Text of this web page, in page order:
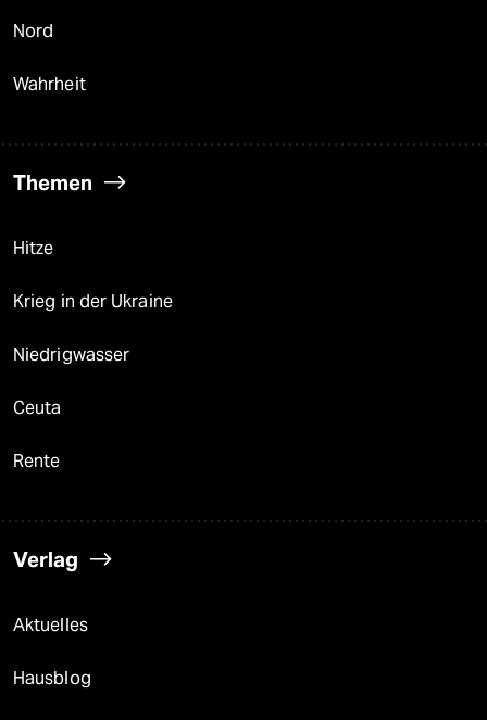
Nord
Wahrheit
Themen
Hitze
Krieg in der Ukraine
Niedrigwasser
Ceuta
Rente
Verlag
Aktuelles
Hausblog